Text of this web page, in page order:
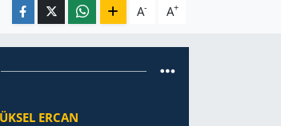
A- A+
ERCAN